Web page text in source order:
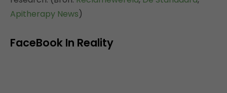
Apitherapy News)
FaceBook In Reality